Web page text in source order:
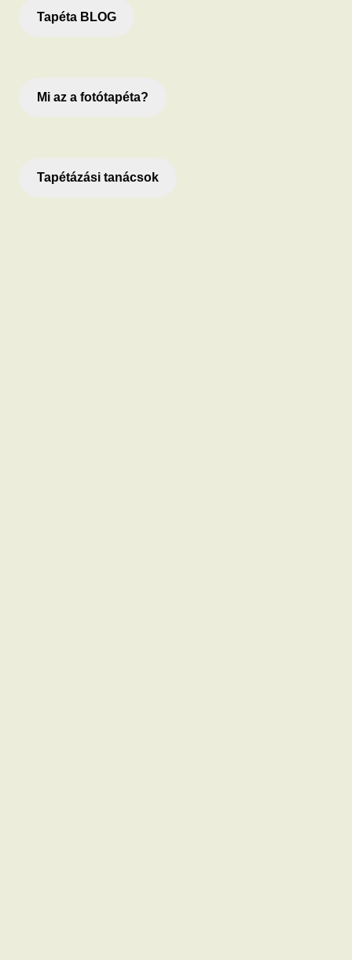
Tapéta BLOG
Mi az a fotótapéta?
Tapétázási tanácsok